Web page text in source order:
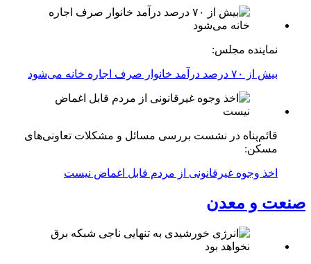
نماینده مجلس:
بیش از ۷۰ درصد درآمد خانوار صرف اجاره خانه می‌شود
قائم‌پناه در نشست بررسی مسائل و مشکلات تعاونی‌های
مسکن:
اخذ وجوه غیرقانونی از مردم قابل اغماض نیست
صنعت و معدن